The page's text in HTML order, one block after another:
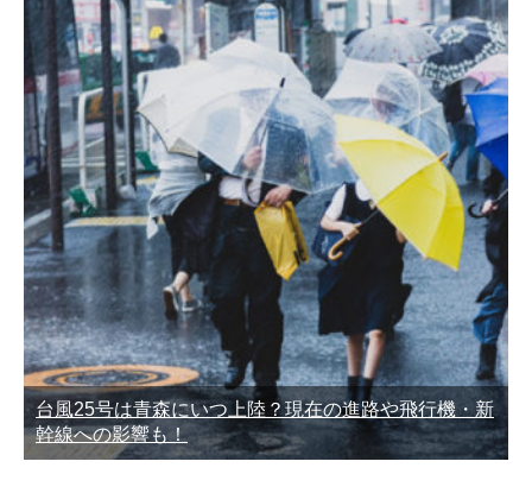
台風25号は青森にいつ上陸？現在の進路や飛行機・新
幹線への影響も！